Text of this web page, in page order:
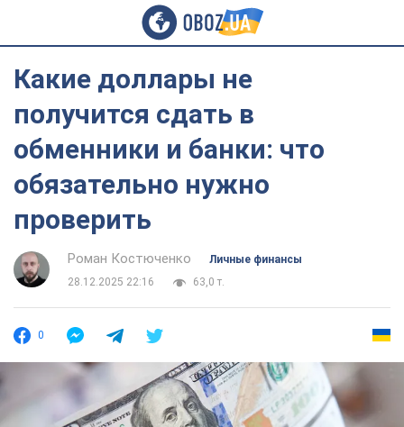
Какие доллары не
получится сдать в
обменники и банки: что
обязательно нужно
проверить
Роман Костюченко
Личные финансы
28.12.2025 22:16
63,0 т.
0